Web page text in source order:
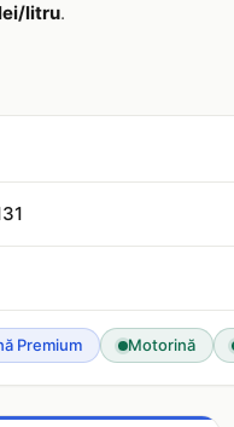
litru.
Premium Motorină